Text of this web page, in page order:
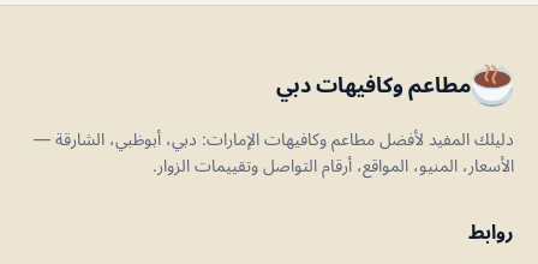
مطاعم وكافيهات دبي
دليلك المفيد لأفضل مطاعم وكافيهات الإمارات: دبي، أبوظبي، الشارقة —
الأسعار، المنيو، المواقع، أرقام التواصل وتقييمات الزوار.
روابط